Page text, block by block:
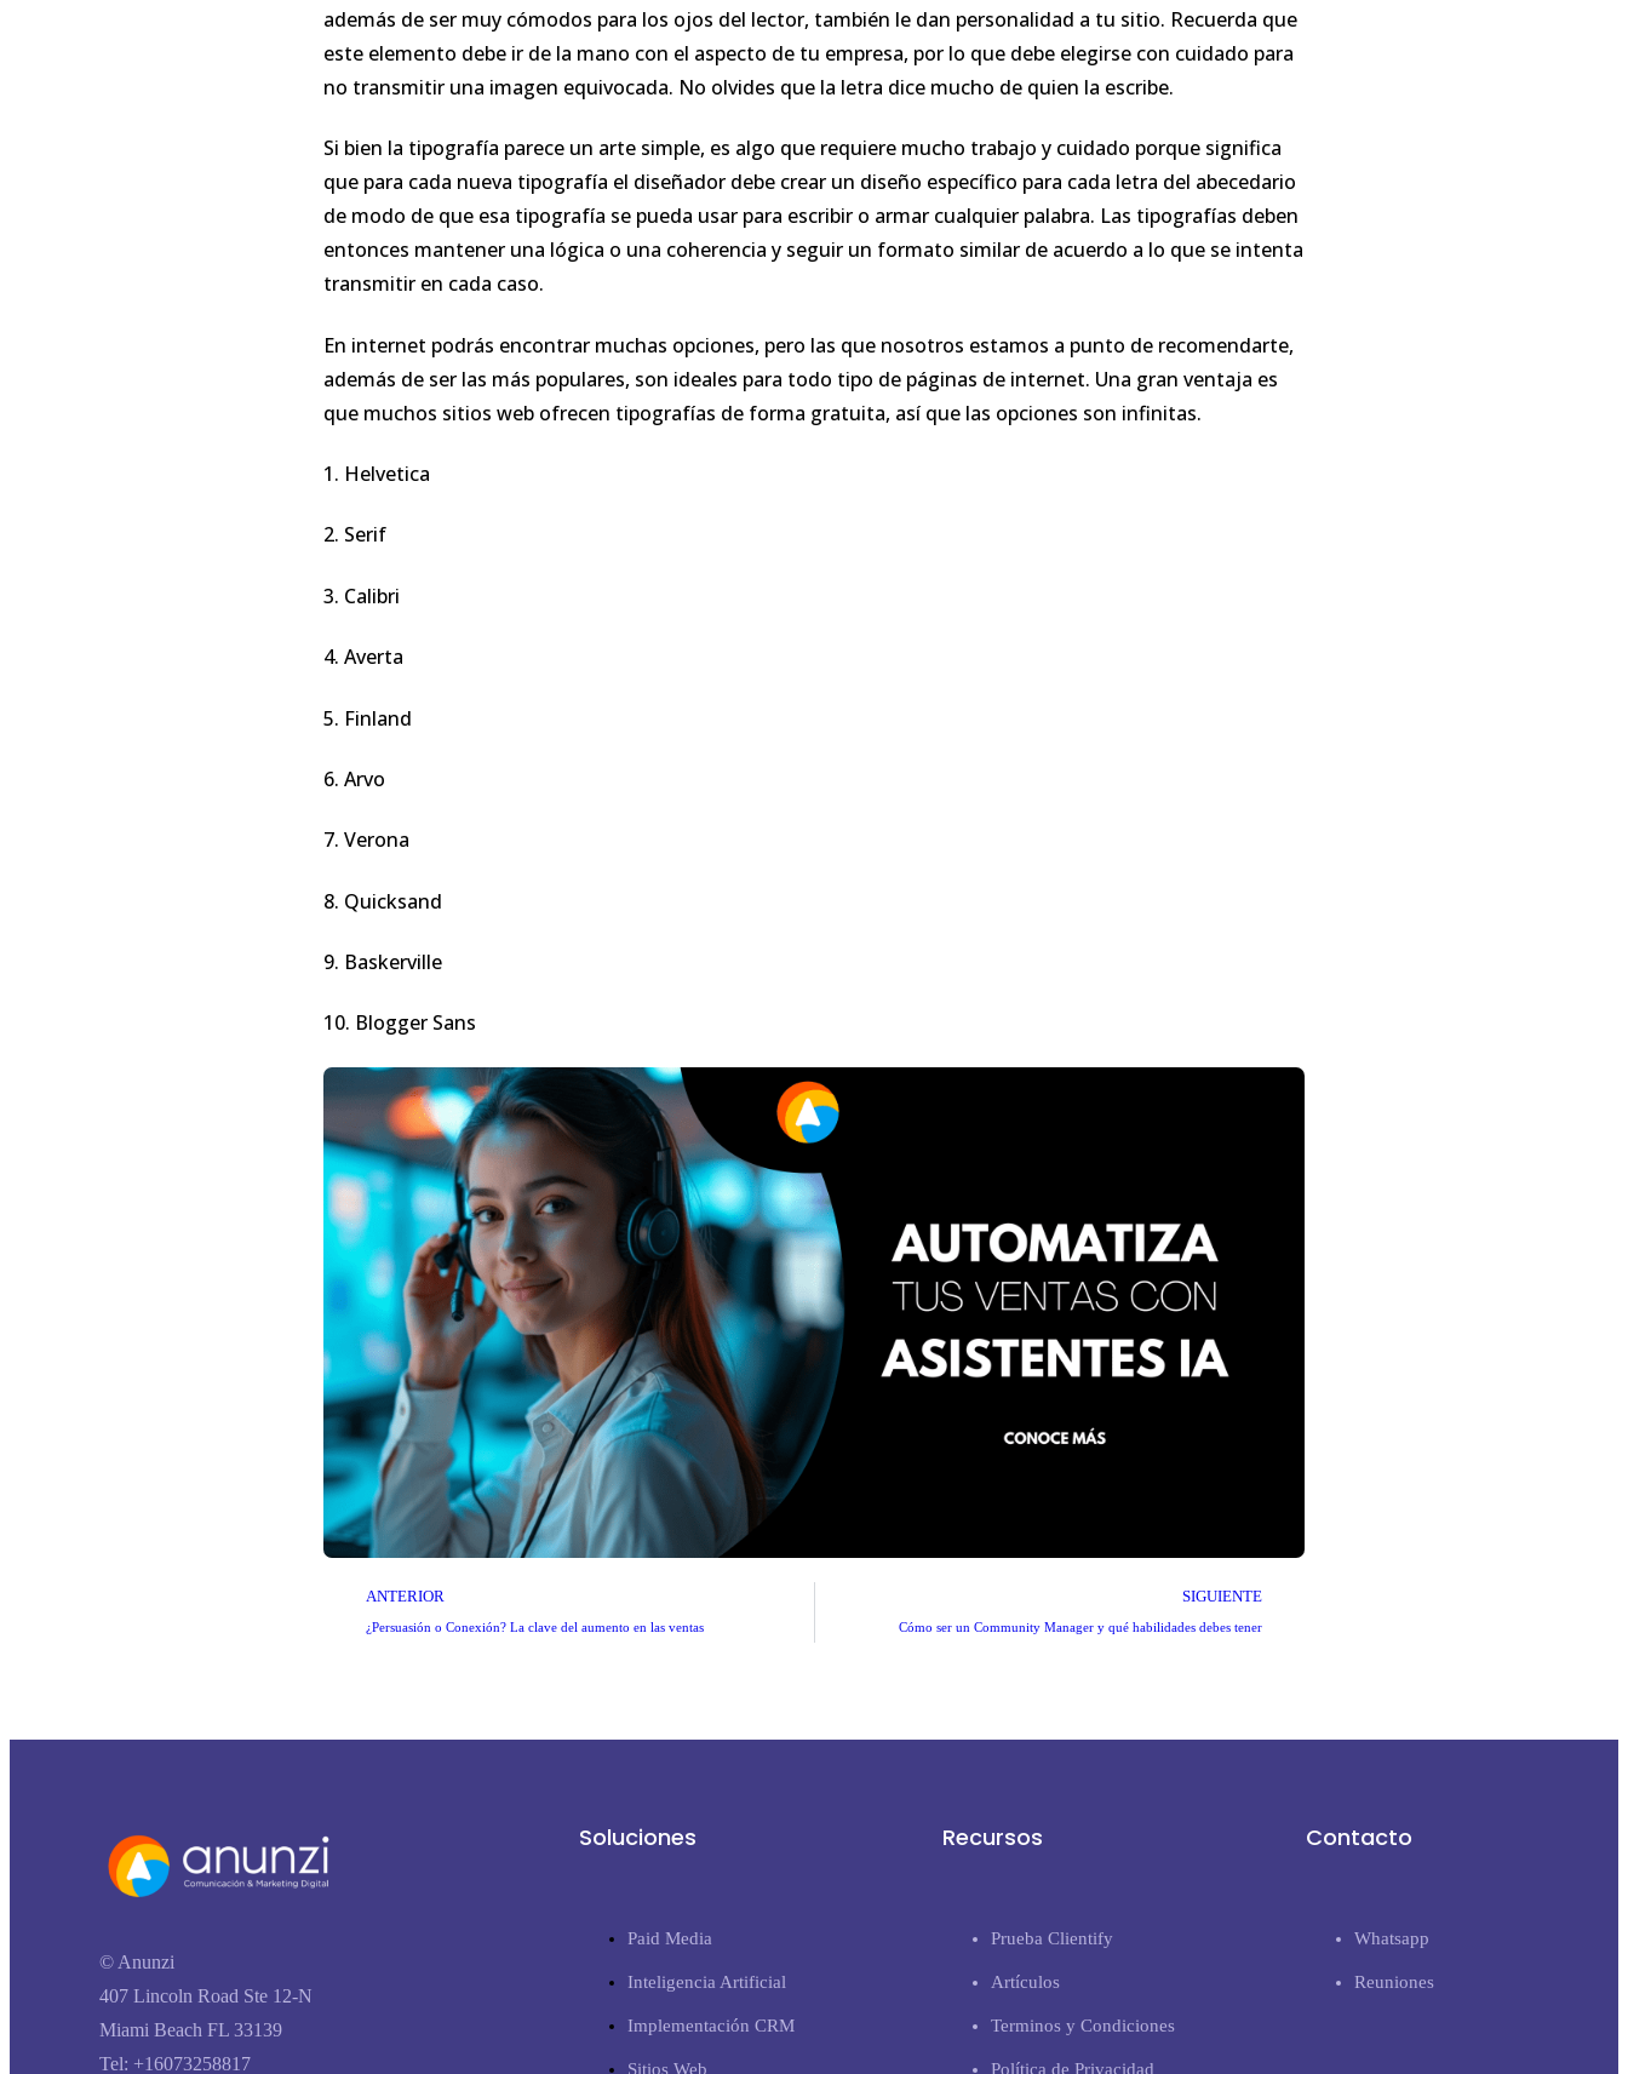
además de ser muy cómodos para los ojos del lector, también le dan personalidad a tu sitio. Recuerda que
este elemento debe ir de la mano con el aspecto de tu empresa, por lo que debe elegirse con cuidado para
no transmitir una imagen equivocada. No olvides que la letra dice mucho de quien la escribe.
Si bien la tipografía parece un arte simple, es algo que requiere mucho trabajo y cuidado porque significa
que para cada nueva tipografía el diseñador debe crear un diseño específico para cada letra del abecedario
de modo de que esa tipografía se pueda usar para escribir o armar cualquier palabra. Las tipografías deben
entonces mantener una lógica o una coherencia y seguir un formato similar de acuerdo a lo que se intenta
transmitir en cada caso.
En internet podrás encontrar muchas opciones, pero las que nosotros estamos a punto de recomendarte,
además de ser las más populares, son ideales para todo tipo de páginas de internet. Una gran ventaja es
que muchos sitios web ofrecen tipografías de forma gratuita, así que las opciones son infinitas.
1. Helvetica
2. Serif
3. Calibri
4. Averta
5. Finland
6. Arvo
7. Verona
8. Quicksand
9. Baskerville
10. Blogger Sans
ANTERIOR
¿Persuasión o Conexión? La clave del aumento en las ventas
SIGUIENTE
Cómo ser un Community Manager y qué habilidades debes tener
© Anunzi
407 Lincoln Road Ste 12-N
Miami Beach FL 33139
Tel: +16073258817
Soluciones
Paid Media
Inteligencia Artificial
Implementación CRM
Sitios Web
Recursos
Prueba Clientify
Artículos
Terminos y Condiciones
Política de Privacidad
Contacto
Whatsapp
Reuniones